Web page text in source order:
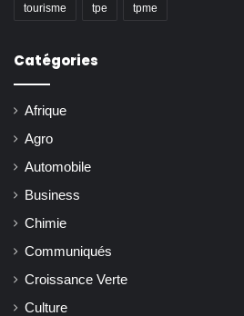
tourisme tpe tpme
Catégories
Afrique
Agro
Automobile
Business
Chimie
Communiqués
Croissance Verte
Culture